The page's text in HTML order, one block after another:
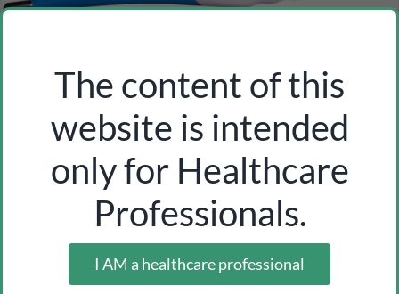
flexible tip digital thermometer
Inicia sesión como profesional para ver los precios
The content of this
website is intended
only for Healthcare
Professionals.
I AM a healthcare professional